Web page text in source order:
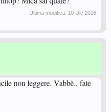
Ultima modifica: 10 Dic 2016
non leggere. Vabbè.. fate